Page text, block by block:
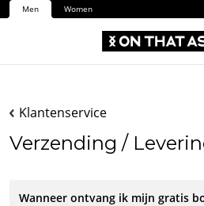
Men Women
Klantenservice
Verzending /
Wanneer ontvang ik mijn gratis